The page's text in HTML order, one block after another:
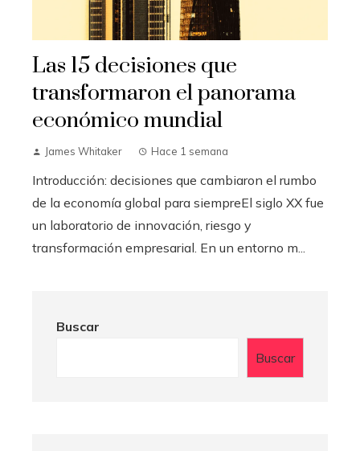
Las 15 decisiones que
transformaron el panorama
económico mundial
James Whitaker Hace 1 semana
Introducción: decisiones que cambiaron el rumbo
de la economía global para siempreEl siglo XX fue
un laboratorio de innovación, riesgo y
transformación empresarial. En un entorno m...
Buscar
Buscar